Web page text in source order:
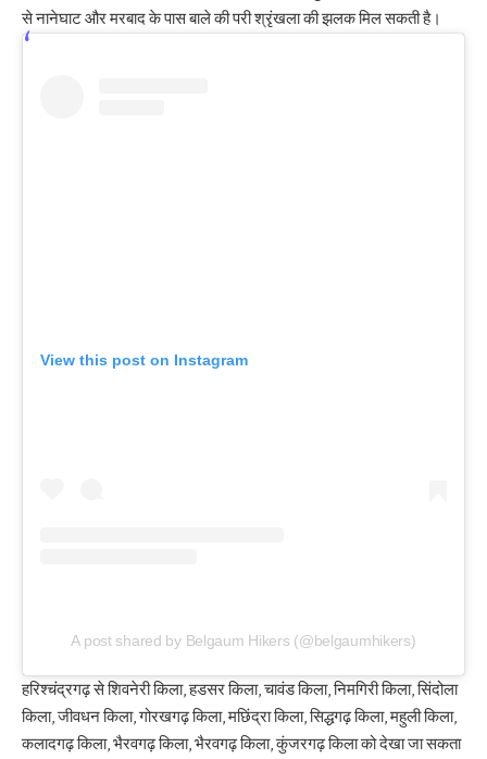
से नानेघाट और मरबाद के पास बाले की परी श्रृंखला की झलक मिल सकती है।
View this post on Instagram
A post shared by Belgaum Hikers (@belgaumhikers)
हरिश्चंद्रगढ़ से शिवनेरी किला, हडसर किला, चावंड किला, निमगिरी किला, सिंदोला
किला, जीवधन किला, गोरखगढ़ किला, मछिंद्रा किला, सिद्धगढ़ किला, महुली किला,
कलादगढ़ किला, भैरवगढ़ किला, भैरवगढ़ किला, कुंजरगढ़ किला को देखा जा सकता